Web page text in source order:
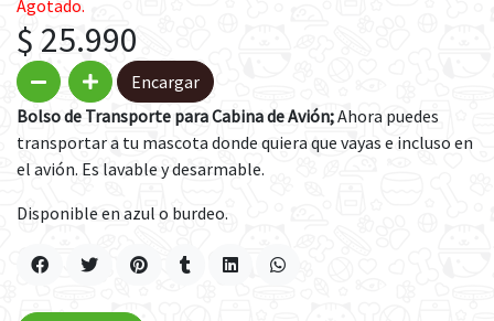
Agotado.
$ 25.990
Encargar
Bolso de Transporte para Cabina de Avión;Ahora puedes
transportar a tu mascota donde quiera que vayas e incluso en
el avión. Es lavable y desarmable.
Disponible en azul o burdeo.